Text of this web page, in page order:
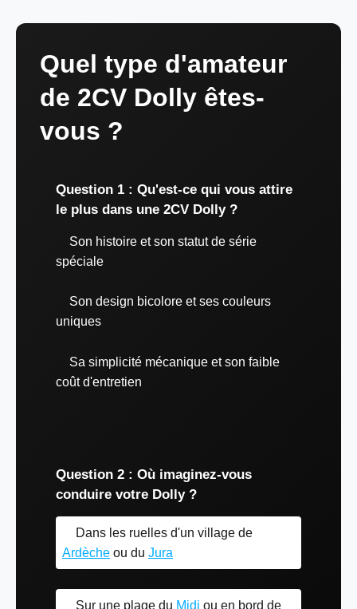
Quel type d'amateur
de 2CV Dolly êtes-
vous ?
Question 1 : Qu'est-ce qui vous attire
le plus dans une 2CV Dolly ?
Son histoire et son statut de série
spéciale
Son design bicolore et ses couleurs
uniques
Sa simplicité mécanique et son faible
coût d'entretien
Question 2 : Où imaginez-vous
conduire votre Dolly ?
Dans les ruelles d'un village de
Ardèche ou du Jura
Sur une plage du Midi ou en bord de